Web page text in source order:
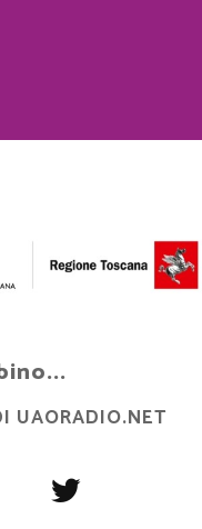
UAORADIO.NET